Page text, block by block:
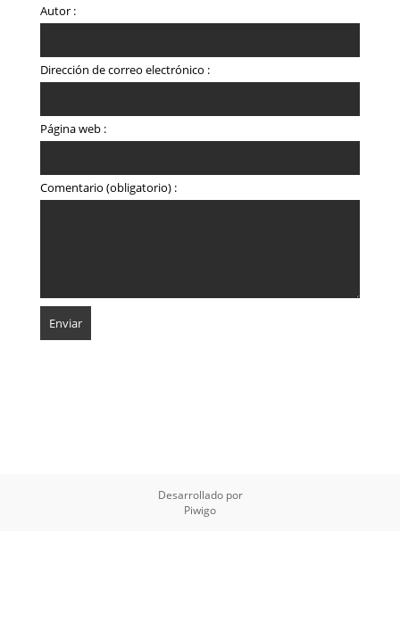
Autor :
Dirección de correo electrónico :
Página web :
Comentario (obligatorio) :
Desarrollado por
Piwigo